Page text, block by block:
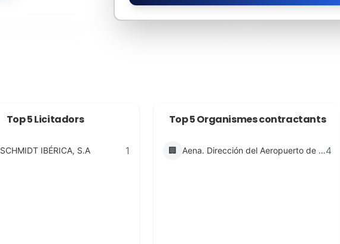
Nombre de lots: 0
Top 5 Licitadors
IBÉRICA, S.A 1
Top 5 Organismes contractants
🏢 Aena. Dirección del Aeropuerto de Palma de Mallorca4